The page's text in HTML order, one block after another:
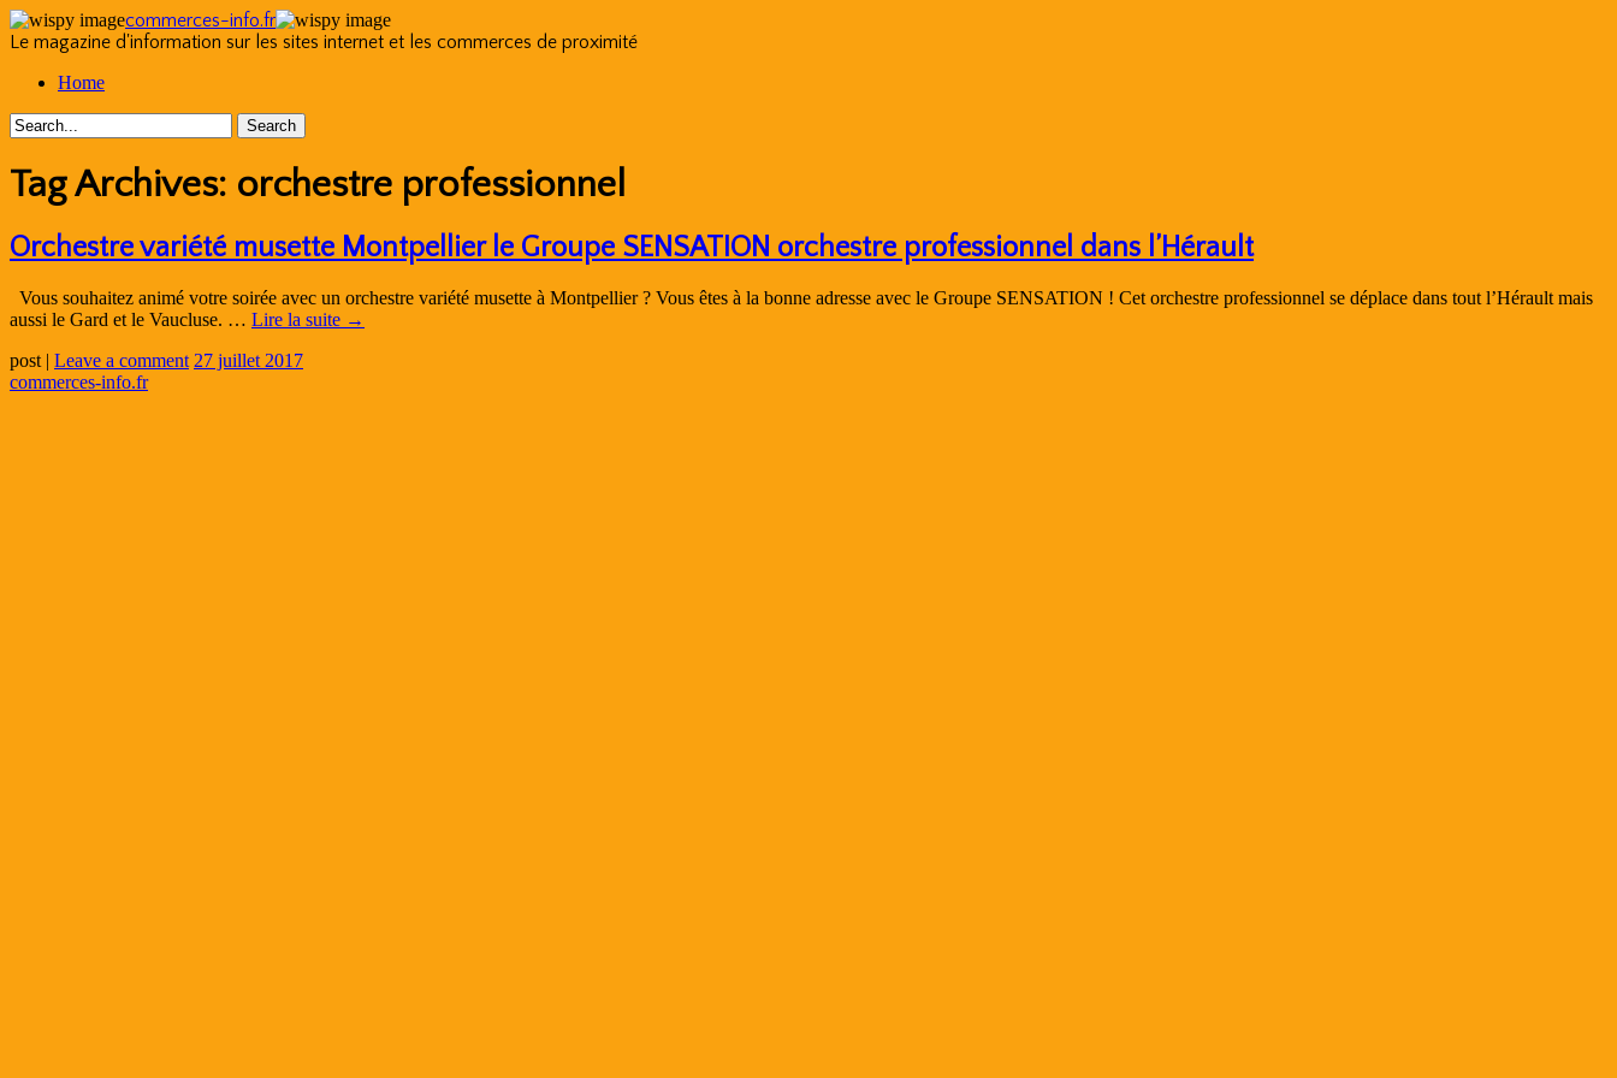
commerces-info.fr
Le magazine d'information sur les sites internet et les commerces de proximité
Skip
content
Home
Tag Archives: orchestre professionnel
Orchestre variété musette Montpellier le Groupe SENSATION orchestre professionnel dans l’Hérault
Vous souhaitez animé votre soirée avec un orchestre variété musette à Montpellier ? Vous êtes à la bonne adresse avec le Groupe SENSATION ! Cet orchestre professionnel se déplace dans tout l’Hérault mais
aussi le Gard et le Vaucluse. … Lire la suite →
post | Leave a comment 27 juillet 2017
commerces-info.fr